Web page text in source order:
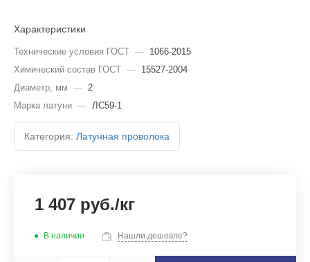
Характеристики
Технические условия ГОСТ — 1066-2015
Химический состав ГОСТ — 15527-2004
Диаметр, мм — 2
Марка латуни — ЛС59-1
Категория: Латунная проволока
1 407 руб./кг
В наличии Нашли дешевле?